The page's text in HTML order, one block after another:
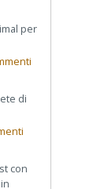
per
di
con